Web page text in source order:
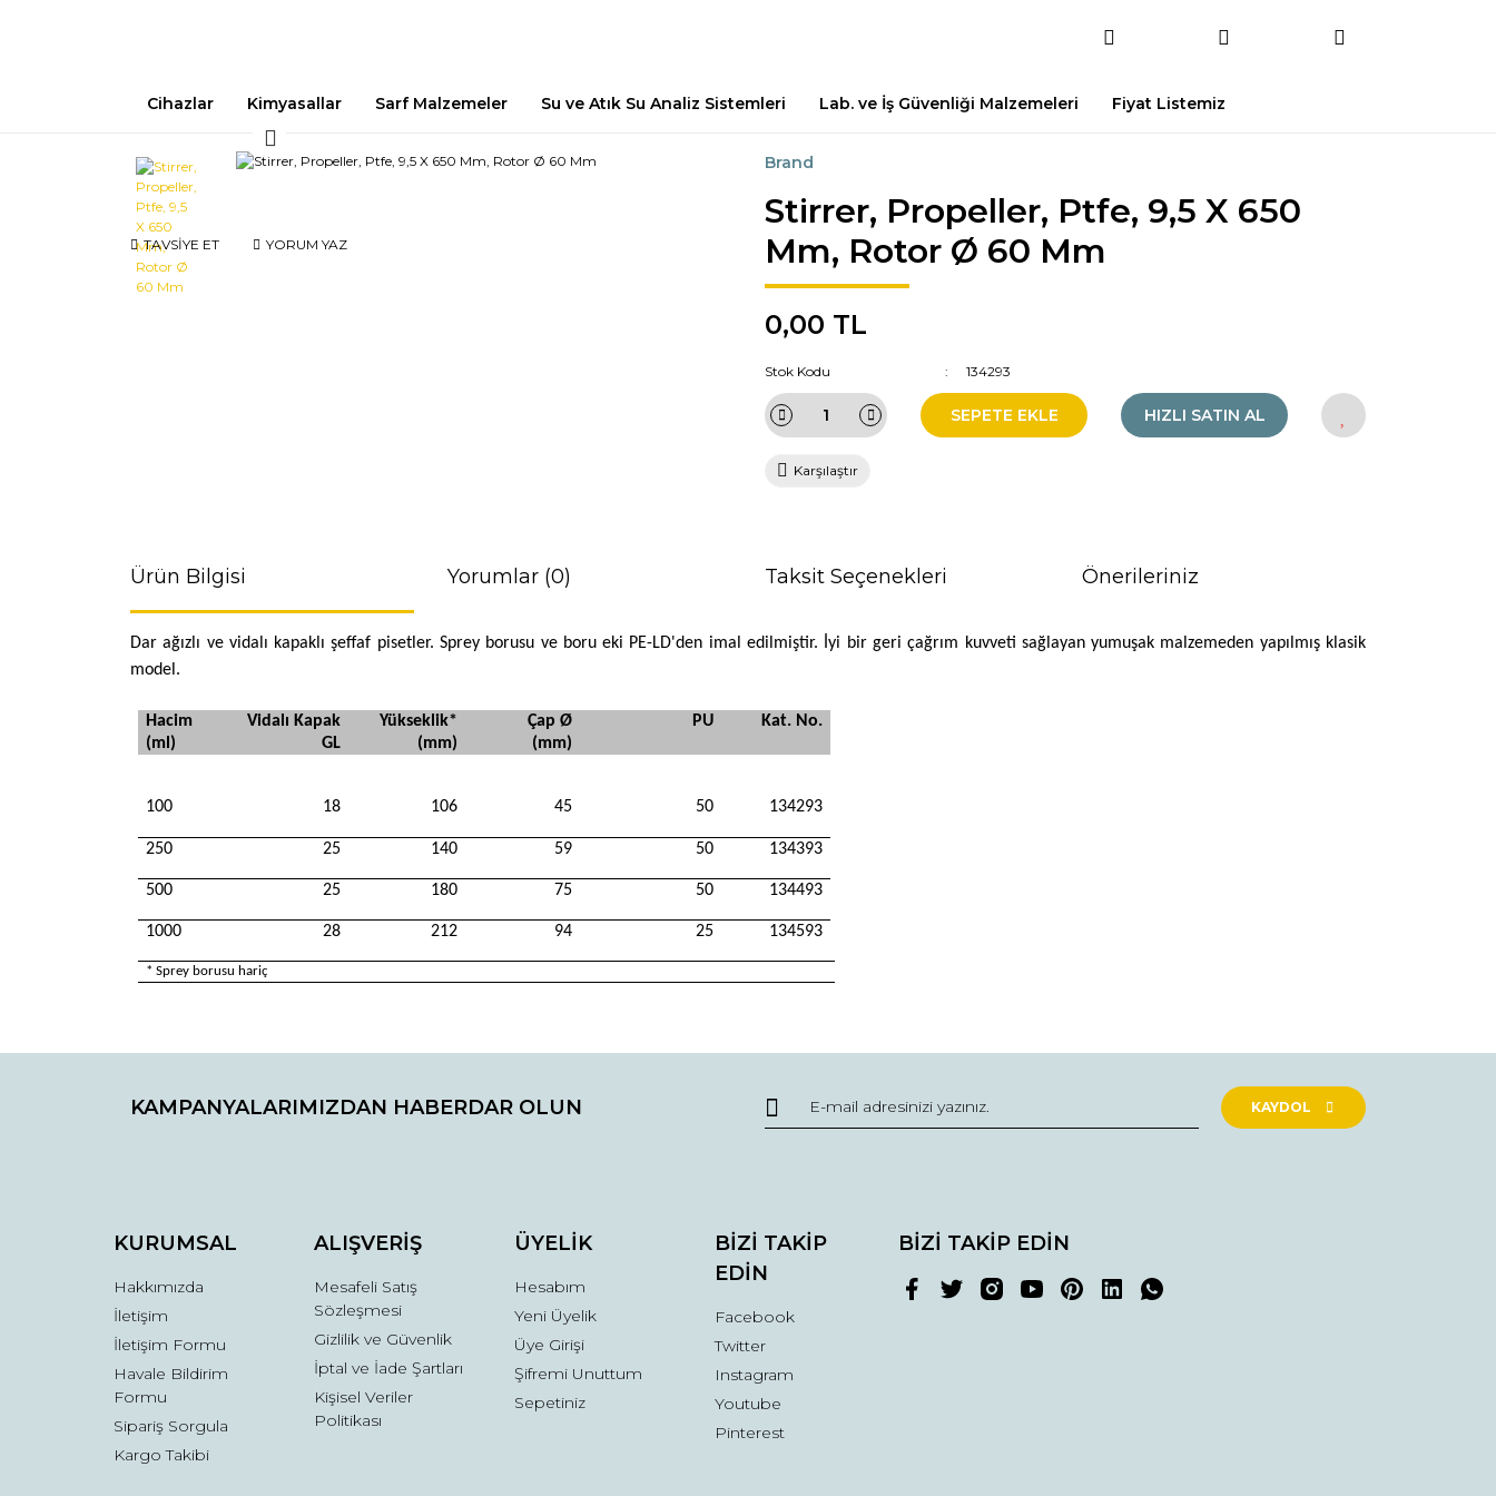
Cihazlar Kimyasallar Sarf Malzemeler Su ve Atık Su Analiz Sistemleri Lab. ve İş Güvenliği Malzemeleri Fiyat Listemiz
TAVSİYE ET YORUM YAZ
Brand
Stirrer, Propeller, Ptfe, 9,5 X 650
Mm, Rotor Ø 60 Mm
0,00 TL
Stok Kodu 134293
SEPETE EKLE HIZLI SATIN AL
Karşılaştır
Ürün Bilgisi Yorumlar (0) Taksit Seçenekleri Önerileriniz
Dar ağızlı ve vidalı kapaklı şeffaf pisetler. Sprey borusu ve boru eki PE-LD'den imal edilmiştir. İyi bir geri çağrım kuvveti sağlayan yumuşak malzemeden yapılmış klasik
model.
Hacim
(ml)
Vidalı Kapak
GL
Yükseklik*
(mm)
Çap Ø
(mm)
PU Kat. No.
100 18 106 45 50 134293
250 25 140 59 50 134393
500 25 180 75 50 134493
1000 28 212 94 25 134593
* Sprey borusu hariç
Yorum Yaz
Görüş ve önerileriniz için teşekkür ederiz.
Ürün resmi kalitesiz, bozuk veya görüntülenemiyor.
Bu ürüne benzer farklı alternatifler olmalı.
Gönder
KAMPANYALARIMIZDAN HABERDAR OLUN KAYDOL
KURUMSAL
Hakkımızda
İletişim
İletişim Formu
Havale Bildirim
Formu
Sipariş Sorgula
Kargo Takibi
ALIŞVERİŞ
Mesafeli Satış
Sözleşmesi
Gizlilik ve Güvenlik
İptal ve İade Şartları
Kişisel Veriler
Politikası
ÜYELİK
Hesabım
Yeni Üyelik
Üye Girişi
Şifremi Unuttum
Sepetiniz
BİZİ TAKİP
EDİN
Facebook
Twitter
Instagram
Youtube
Pinterest
BİZİ TAKİP EDİN